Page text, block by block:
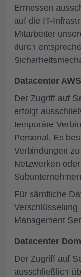
Ermessen
auf die IT-
Mitarbeiter
durch
Datacenter AWS
Der Zugriff auf
erfolgt
temporäre
Personal. Es
Verbindungen
Netzwerken
Für sämtliche
Verschlüsselung
Management
Datacenter
Der Zugriff auf
ausschließlich